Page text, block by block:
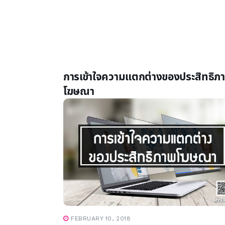
การเข้าใจความแตกต่างของประสิทธิภ
โฆษณา
FEBRUARY 10, 2018